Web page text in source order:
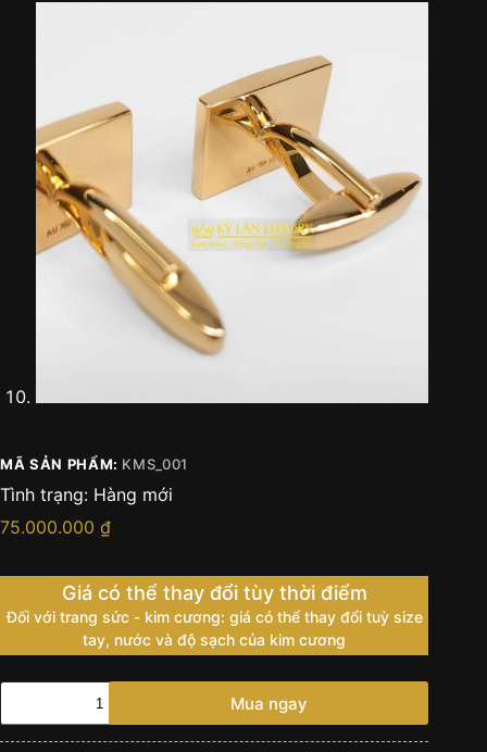
MÃ SẢN PHẨM: KMS_001
Tình trạng: Hàng mới
75.000.000 ₫
Giá có thể thay đổi tùy thời điểm
Đối với trang sức - kim cương: giá có thể thay đổi tuỳ size
tay, nước và độ sạch của kim cương
Khuy
Mua ngay